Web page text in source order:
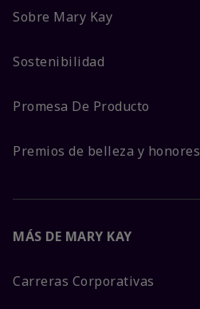
Sobre Mary Kay
Sostenibilidad
Promesa De Producto
Premios de belleza y honores
MÁS DE MARY KAY
Carreras Corporativas